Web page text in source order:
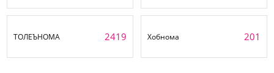
ТОЛЕЪНОМА 2419 Хобнома 201